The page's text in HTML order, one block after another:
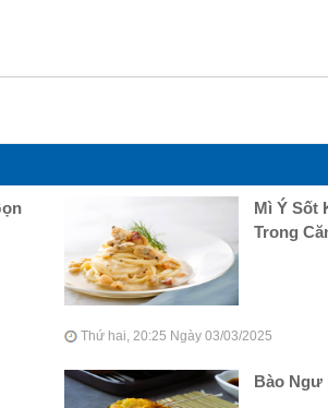
Mì Ý Sốt
Trong
Thứ hai, 20:25 Ngày 03/03/2025
Bào Ngư